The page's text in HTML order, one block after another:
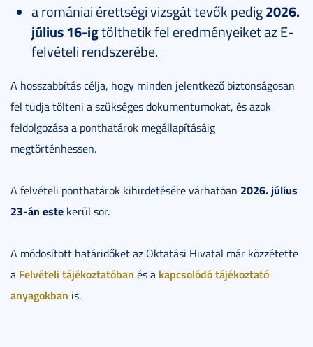
a romániai érettségi vizsgát tevők pedig2026.
július 16-igtölthetik fel eredményeiket az E-
felvételi rendszerébe.
A hosszabbítás célja, hogy minden jelentkező biztonságosan
fel tudja tölteni a szükséges dokumentumokat, és azok
feldolgozása a ponthatárok megállapításáig
megtörténhessen.
A felvételi ponthatárok kihirdetésére várhatóan 2026. július
23-án este kerül sor.
A módosított határidőket az Oktatási Hivatal már közzétette
a Felvételi tájékoztatóban és a kapcsolódó tájékoztató
anyagokban is.